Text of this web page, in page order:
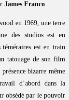
James Franco.
en 1969, une terre
des studios est en
téméraires est en train
tatouage de son film
bizarre même
d’abord dans la
obsédé par le pouvoir